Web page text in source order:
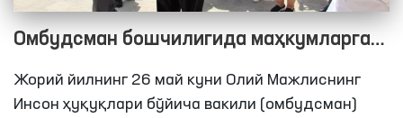
Омбудсман бошчилигида маҳкумларга
мўлжалланган ихтисослашган
касалхонага мониторинг ташрифи
Жорий йилнинг 26 май куни Олий Мажлиснинг
Инсон ҳуқуқлари бўйича вакили (омбудсман)